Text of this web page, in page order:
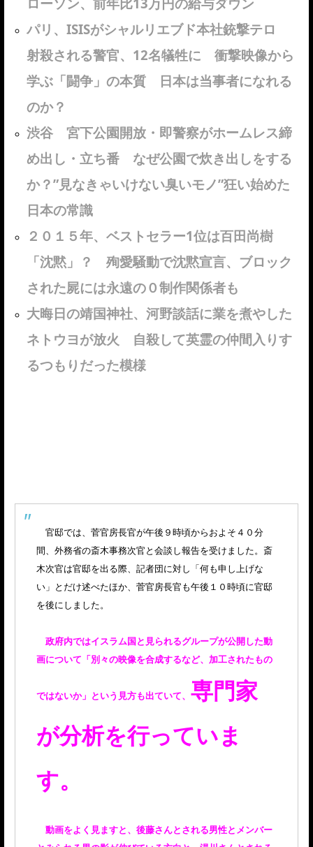
パリ、ISISがシャルリエブド本社銃撃テロ
射殺される警官、12名犠牲に 衝撃映像から
学ぶ「闘争」の本質 日本は当事者になれる
のか？
渋谷 宮下公園開放・即警察がホームレス締
め出し・立ち番 なぜ公園で炊き出しをする
か？”見なきゃいけない臭いモノ”狂い始めた
日本の常識
２０１５年、ベストセラー1位は百田尚樹
「沈黙」？ 殉愛騒動で沈黙宣言、ブロック
された屍には永遠の０制作関係者も
大晦日の靖国神社、河野談話に業を煮やした
ネトウヨが放火 自殺して英霊の仲間入りす
るつもりだった模様
官邸では、菅官房長官が午後９時頃からおよそ４０分
間、外務省の斎木事務次官と会談し報告を受けました。斎
木次官は官邸を出る際、記者団に対し「何も申し上げな
い」とだけ述べたほか、菅官房長官も午後１０時頃に官邸
を後にしました。
政府内ではイスラム国と見られるグループが公開した動
画について「別々の映像を合成するなど、加工されたもの
ではないか」という見方も出ていて、 専門家
が分析を行っていま
す。
動画をよく見ますと、後藤さんとされる男性とメンバー